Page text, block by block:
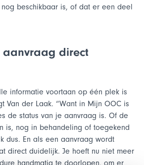
beschikbaar is, of dat er een deel
aanvraag direct
informatie voortaan op één plek is
Van der Laak. “Want in Mijn OOC is
de status van je aanvraag is. Of de
is, nog in behandeling of toegekend
dus. En als een aanvraag wordt
direct duidelijk. Je hoeft nu niet meer
handmatig te doorlopen, om er